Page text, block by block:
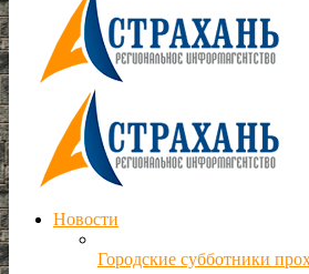
Новости
Городские субботники